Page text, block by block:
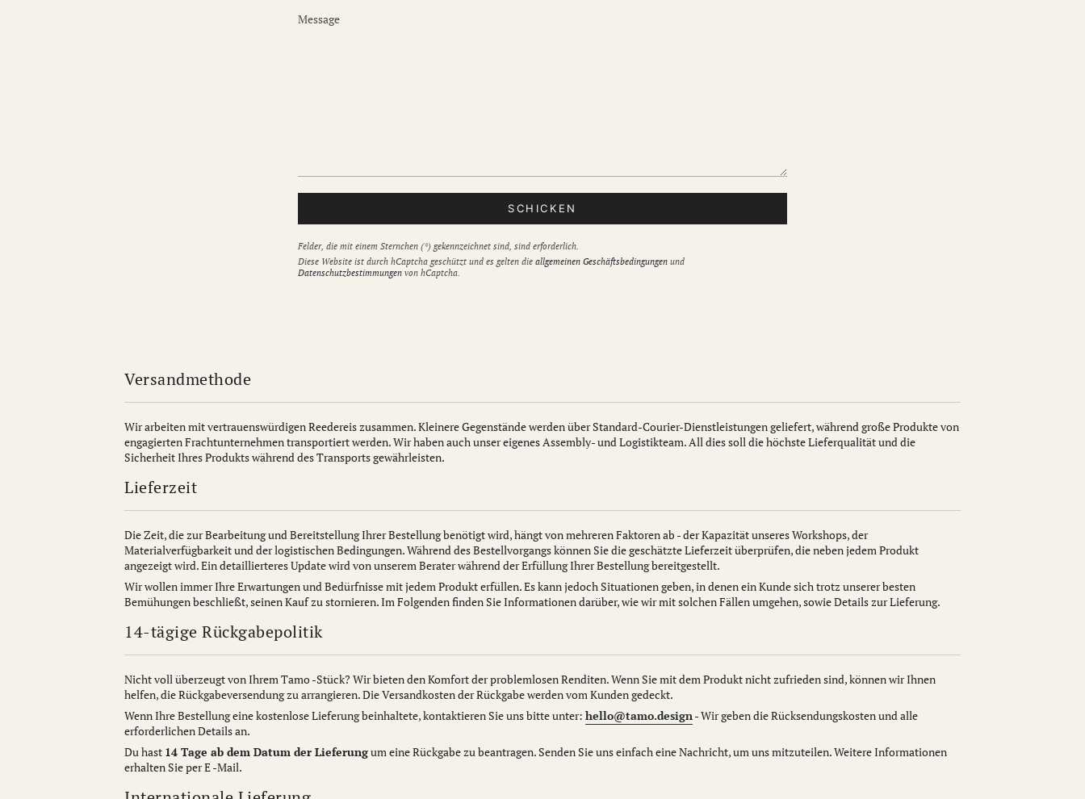
SCHICKEN
Felder, die mit einem Sternchen (*) gekennzeichnet sind, sind erforderlich.
Diese Website ist durch hCaptcha geschützt und es gelten die allgemeinen Geschäftsbedingungen und
Datenschutzbestimmungen von hCaptcha.
Versandmethode
Wir arbeiten mit vertrauenswürdigen Reedereis zusammen. Kleinere Gegenstände werden über Standard-Courier-Dienstleistungen geliefert, während große Produkte von
engagierten Frachtunternehmen transportiert werden. Wir haben auch unser eigenes Assembly- und Logistikteam. All dies soll die höchste Lieferqualität und die
Sicherheit Ihres Produkts während des Transports gewährleisten.
Lieferzeit
Die Zeit, die zur Bearbeitung und Bereitstellung Ihrer Bestellung benötigt wird, hängt von mehreren Faktoren ab - der Kapazität unseres Workshops, der
Materialverfügbarkeit und der logistischen Bedingungen. Während des Bestellvorgangs können Sie die geschätzte Lieferzeit überprüfen, die neben jedem Produkt
angezeigt wird. Ein detaillierteres Update wird von unserem Berater während der Erfüllung Ihrer Bestellung bereitgestellt.
Wir wollen immer Ihre Erwartungen und Bedürfnisse mit jedem Produkt erfüllen. Es kann jedoch Situationen geben, in denen ein Kunde sich trotz unserer besten
Bemühungen beschließt, seinen Kauf zu stornieren. Im Folgenden finden Sie Informationen darüber, wie wir mit solchen Fällen umgehen, sowie Details zur Lieferung.
14-tägige Rückgabepolitik
Nicht voll überzeugt von Ihrem Tamo -Stück? Wir bieten den Komfort der problemlosen Renditen. Wenn Sie mit dem Produkt nicht zufrieden sind, können wir Ihnen
helfen, die Rückgabeversendung zu arrangieren. Die Versandkosten der Rückgabe werden vom Kunden gedeckt.
Wenn Ihre Bestellung eine kostenlose Lieferung beinhaltete, kontaktieren Sie uns bitte unter: hello@tamo.design- Wir geben die Rücksendungskosten und alle
erforderlichen Details an.
Du hast 14 Tage ab dem Datum der Lieferungum eine Rückgabe zu beantragen. Senden Sie uns einfach eine Nachricht, um uns mitzuteilen. Weitere Informationen
erhalten Sie per E -Mail.